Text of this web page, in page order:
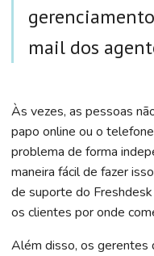
mail dos
Às vezes, as pessoas
papo online ou o
problema de forma
maneira fácil de fazer
de suporte do
os clientes por onde
Além disso, os gerentes